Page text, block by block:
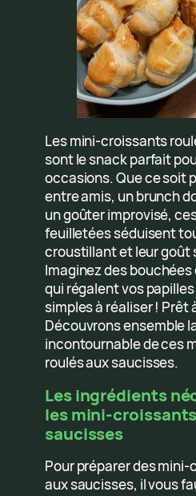
Les mini-croissants
sont le snack parfait
occasions. Que ce soit
entre amis, un brunch
un goûter improvisé,
feuilletées séduisent
croustillant et leur goût
Imaginez des
qui régalent vos
simples à réaliser ! Prêt
Découvrons ensemble
incontournable de ces
roulés aux saucisses.
Les ingrédients
les mini-
saucisses
Pour préparer des
aux saucisses, il vous